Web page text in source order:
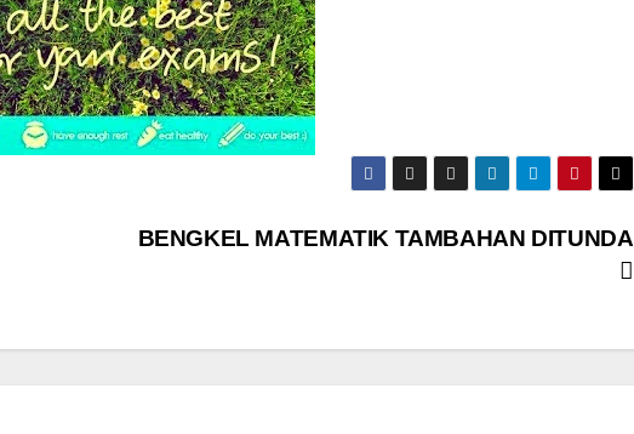
BENGKEL MATEMATIK TAMBAHAN DITUNDA